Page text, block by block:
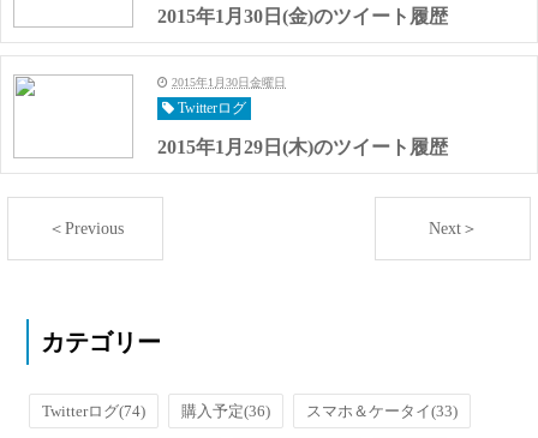
2015年1月30日(金)のツイート履歴
2015年1月30日金曜日
Twitterログ
2015年1月29日(木)のツイート履歴
＜Previous Next＞
カテゴリー
Twitterログ(74) 購入予定(36) スマホ＆ケータイ(33)